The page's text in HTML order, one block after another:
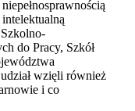
niepełnosprawnością
intelektualną
do Pracy, Szkół
wzięli również
i co